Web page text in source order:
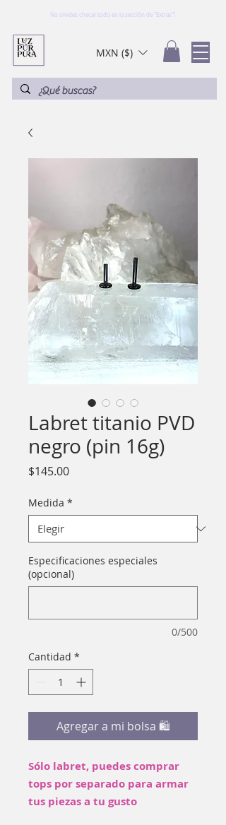
No olvides checar todo en la sección de "Extras"!
MXN ($)
Labret titanio PVD
negro (pin 16g)
$145.00Precio
Medida *
Especificaciones especiales
(opcional)
0/500
Cantidad *
Agregar a mi bolsa 🛍
Sólo labret, puedes comprar
tops por separado para armar
tus piezas a tu gusto